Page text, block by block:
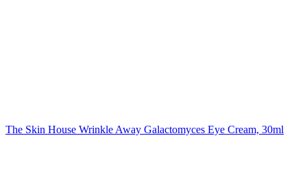
The Skin House Wrinkle Away Galactomyces Eye Cream, 30ml